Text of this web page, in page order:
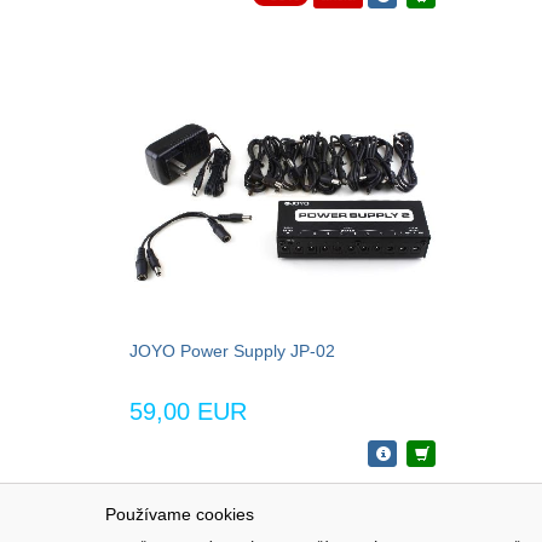
Používame cookies
JOYO Power Supply JP-02
59,00 EUR